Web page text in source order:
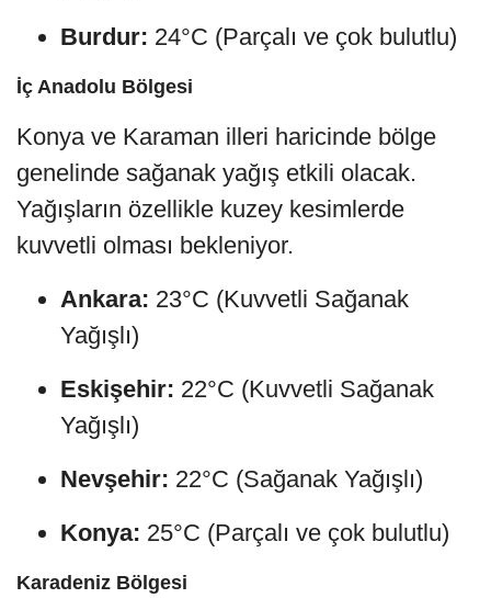
Burdur: 24°C (Parçalı ve çok bulutlu)
İç Anadolu Bölgesi
Konya ve Karaman illeri haricinde bölge
genelinde sağanak yağış etkili olacak.
Yağışların özellikle kuzey kesimlerde
kuvvetli olması bekleniyor.
Ankara: 23°C (Kuvvetli Sağanak
Yağışlı)
Eskişehir: 22°C (Kuvvetli Sağanak
Yağışlı)
Nevşehir: 22°C (Sağanak Yağışlı)
Konya: 25°C (Parçalı ve çok bulutlu)
Karadeniz Bölgesi